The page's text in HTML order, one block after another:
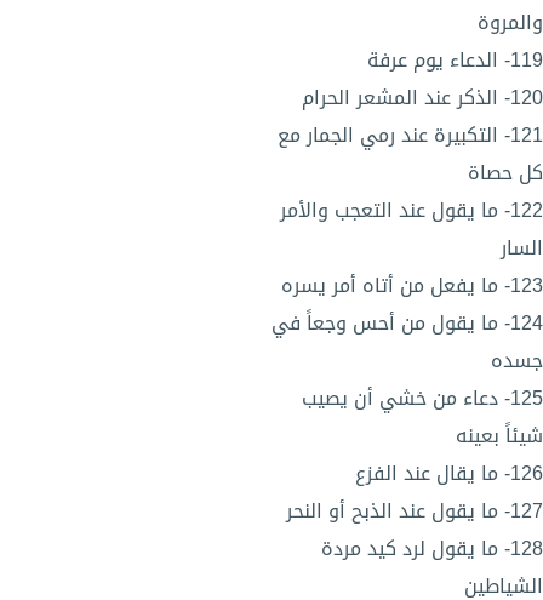
والمروة
119- الدعاء يوم عرفة
120- الذكر عند المشعر الحرام
121- التكبيرة عند رمي الجمار مع
كل حصاة
122- ما يقول عند التعجب والأمر
السار
123- ما يفعل من أتاه أمر يسره
124- ما يقول من أحس وجعاً في
جسده
125- دعاء من خشي أن يصيب
شيئاً بعينه
126- ما يقال عند الفزع
127- ما يقول عند الذبح أو النحر
128- ما يقول لرد كيد مردة
الشياطين